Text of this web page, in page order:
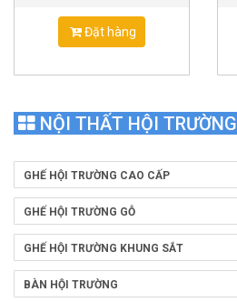
Đặt hàng
NỘI THẤT HỘI TRƯỜNG
GHẾ HỘI TRƯỜNG CAO CẤP
GHẾ HỘI TRƯỜNG GỖ
GHẾ HỘI TRƯỜNG KHUNG SẮT
BÀN HỘI TRƯỜNG